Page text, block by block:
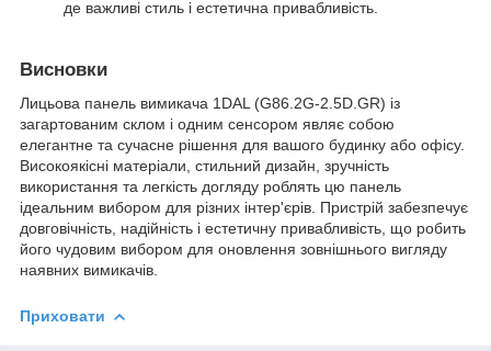
де важливі стиль і естетична привабливість.
Висновки
Лицьова панель вимикача 1DAL (G86.2G-2.5D.GR) із
загартованим склом і одним сенсором являє собою
елегантне та сучасне рішення для вашого будинку або офісу.
Високоякісні матеріали, стильний дизайн, зручність
використання та легкість догляду роблять цю панель
ідеальним вибором для різних інтер'єрів. Пристрій забезпечує
довговічність, надійність і естетичну привабливість, що робить
його чудовим вибором для оновлення зовнішнього вигляду
наявних вимикачів.
Приховати